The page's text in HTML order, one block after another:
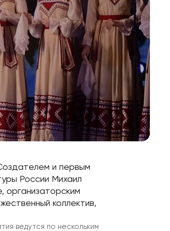
и первым
России Михаил
организаторским
коллектив,
ведутся по нескольким